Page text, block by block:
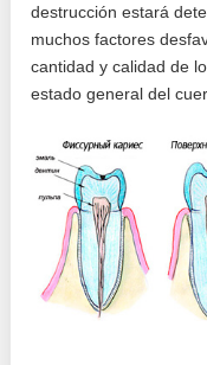
destrucción estará
muchos factores
cantidad y calidad de
estado general del